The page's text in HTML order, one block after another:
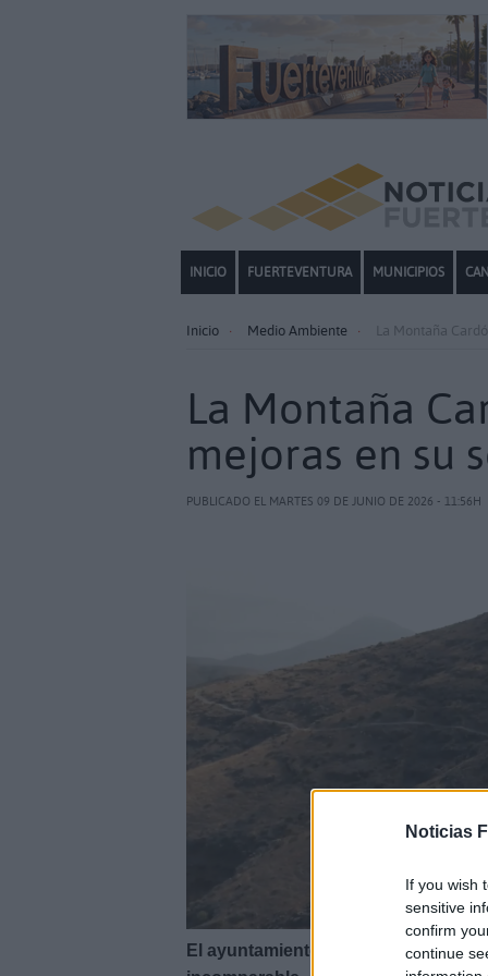
Noticias
If you wish
sensitive
confirm
continue
INICIO FUERTEVENTURA MUNICIPIOS
Inicio Medio Ambiente La Montaña
La Montaña
mejoras en su
PUBLICADO EL MARTES 09 DE JUNIO DE 2026 - 11:56H
El ayuntamiento de Pájara y